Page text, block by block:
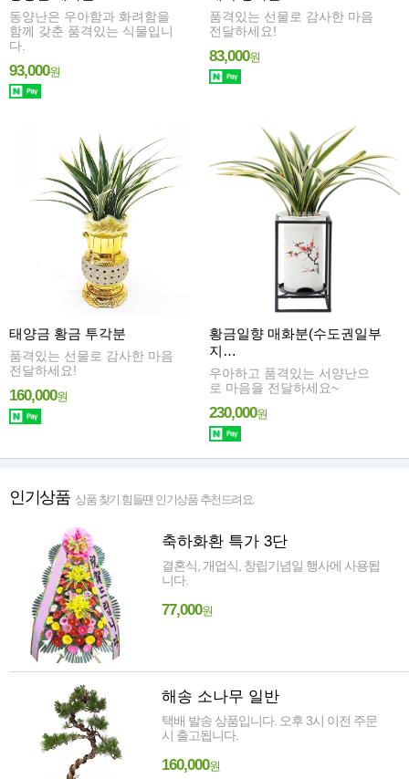
동양난은 우아함과 화려함을
함께 갖춘 품격있는 식물입니
다.
93,000원
품격있는 선물로 감사한 마음
전달하세요!
83,000원
태양금 황금 투각분
품격있는 선물로 감사한 마음
전달하세요!
160,000원
황금일향 매화분(수도권일부
지…
우아하고 품격있는 서양난으
로 마음을 전달하세요~
230,000원
인기상품 상품 찾기 힘들땐 인기상품 추천드려요.
축하화환 특가 3단
결혼식, 개업식, 창립기념일 행사에 사용됩
니다.
77,000원
해송 소나무 일반
택배 발송 상품입니다. 오후 3시 이전 주문
시 출고됩니다.
160,000원